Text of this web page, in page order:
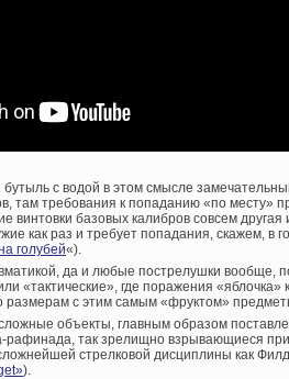
с водой в этом смысле
там требования к попаданию «по месту»
винтовки базовых калибров совсем
как раз и требует попадания, скажем,
голубей«).
да и любые пострелушки вообще,
«тактические», где поражения «яблочка»
с этим самым «фруктом»
объекты, главным образом
рафинада, так зрелищно взрывающиеся
стрелковой дисциплины как
).